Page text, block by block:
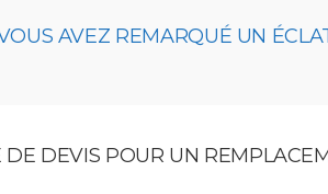
AVEZ REMARQUÉ UN
DEVIS POUR UN